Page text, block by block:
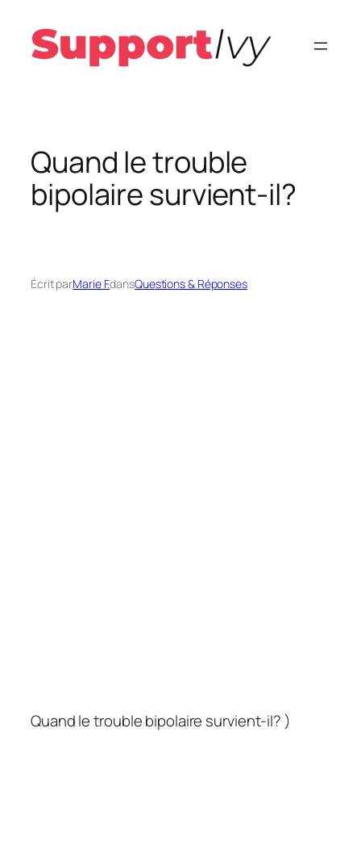
contenu
Quand le trouble
bipolaire survient-il?
Écrit parMarie F.dansQuestions & Réponses
Quand le trouble bipolaire survient-il? )